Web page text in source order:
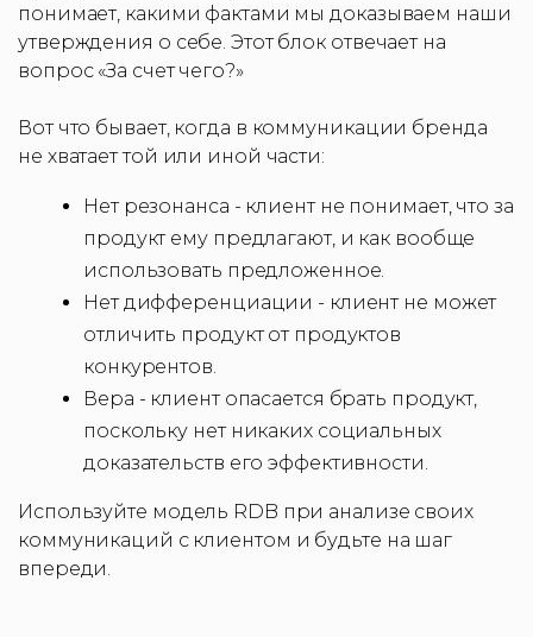
понимает, какими фактами мы доказываем наши
утверждения о себе. Этот блок отвечает на
вопрос «За счет чего?»
Вот что бывает, когда в коммуникации бренда
не хватает той или иной части:
Нет резонанса - клиент не понимает, что за
продукт ему предлагают, и как вообще
использовать предложенное.
Нет дифференциации - клиент не может
отличить продукт от продуктов
конкурентов.
Вера - клиент опасается брать продукт,
поскольку нет никаких социальных
доказательств его эффективности.
Используйте модель RDB при анализе своих
коммуникаций с клиентом и будьте на шаг
впереди.